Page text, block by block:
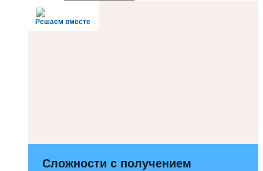
Решаем вместе
Сложности с получением